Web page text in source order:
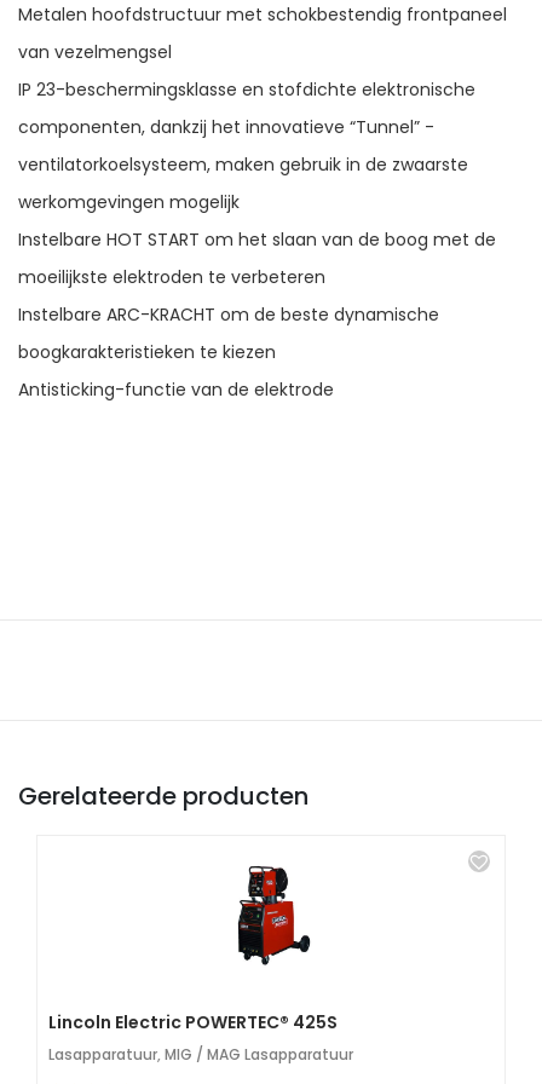
Metalen hoofdstructuur met schokbestendig frontpaneel
van vezelmengsel
IP 23-beschermingsklasse en stofdichte elektronische
componenten, dankzij het innovatieve “Tunnel” -
ventilatorkoelsysteem, maken gebruik in de zwaarste
werkomgevingen mogelijk
Instelbare HOT START om het slaan van de boog met de
moeilijkste elektroden te verbeteren
Instelbare ARC-KRACHT om de beste dynamische
boogkarakteristieken te kiezen
Antisticking-functie van de elektrode
Gerelateerde producten
Lincoln Electric POWERTEC® 425S
Lasapparatuur, MIG / MAG Lasapparatuur